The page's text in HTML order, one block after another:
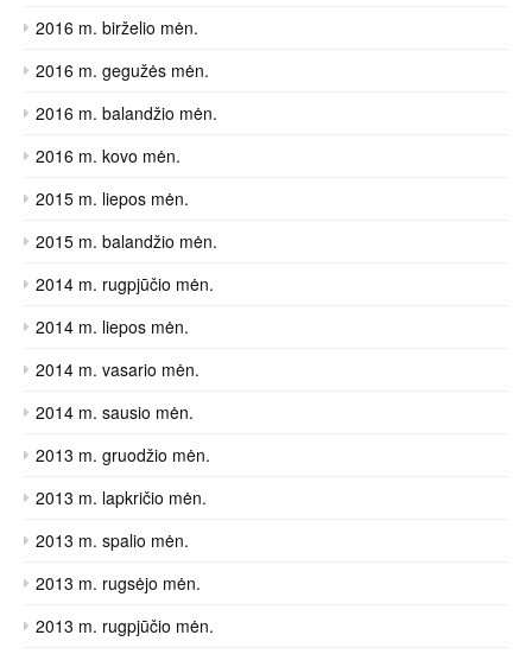
2016 m. birželio mėn.
2016 m. gegužės mėn.
2016 m. balandžio mėn.
2016 m. kovo mėn.
2015 m. liepos mėn.
2015 m. balandžio mėn.
2014 m. rugpjūčio mėn.
2014 m. liepos mėn.
2014 m. vasario mėn.
2014 m. sausio mėn.
2013 m. gruodžio mėn.
2013 m. lapkričio mėn.
2013 m. spalio mėn.
2013 m. rugsėjo mėn.
2013 m. rugpjūčio mėn.